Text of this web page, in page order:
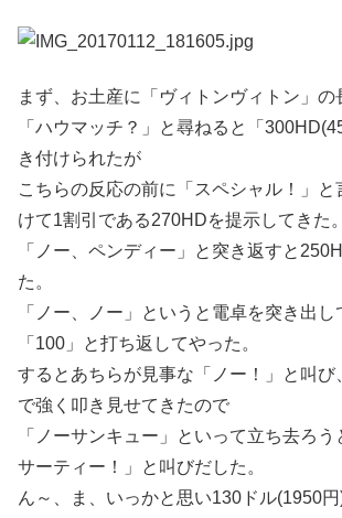
まず、お土産に「ヴィトンヴィトン」の
「ハウマッチ？」と尋ねると「
き付けられたが
こちらの反応の前に「スペシャル！」と
けて1割引である270HDを提示してきた。
「ノー、ペンディー」と突き返すと
た。
「ノー、ノー」というと電卓を突き出
「100」と打ち返してやった。
するとあちらが見事な「ノー！」と叫び
で強く叩き見せてきたので
「ノーサンキュー」といって立ち去ろう
サーティー！」と叫びだした。
ん～、ま、いっかと思い130ドル(1950